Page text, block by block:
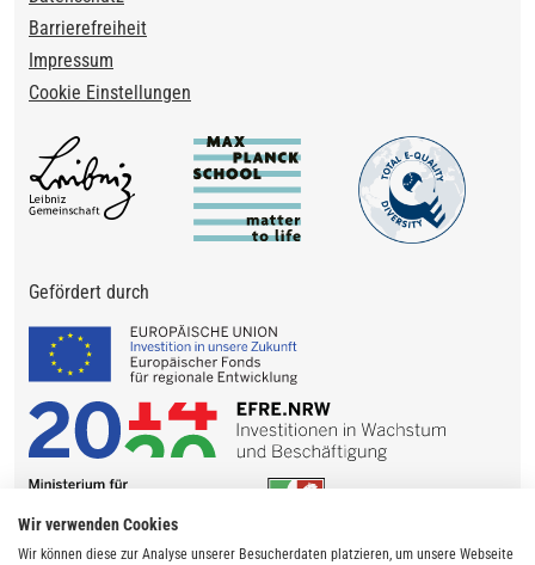
Barrierefreiheit
Impressum
Cookie Einstellungen
Gefördert durch
Wir verwenden Cookies
Wir können diese zur Analyse unserer Besucherdaten platzieren, um unsere Webseite